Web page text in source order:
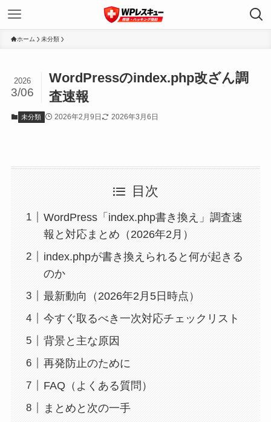
ホーム 未分類
WordPressのindex.php改ざん調
査速報
2026
3/06
未分類 2026年2月9日 2026年3月6日
目次
WordPress「index.php書き換え」調査速
報と対応まとめ（2026年2月）
index.phpが書き換えられると何が起きる
のか
最新動向（2026年2月5日時点）
今すぐ取るべき一次対応チェックリスト
背景と主な原因
再発防止のために
FAQ（よくある質問）
まとめと次の一手